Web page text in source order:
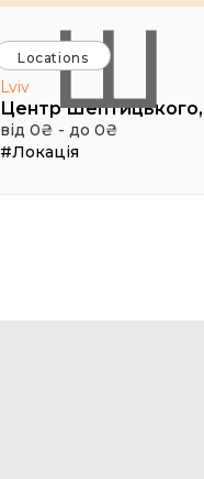
Ш
Locations
Lviv
від 0₴ - до 0₴
#Локація